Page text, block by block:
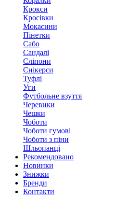
Крокси
Кросівки
Мокасини
Пінетки
Сабо
Сандалі
Сліпони
Снікерси
Туфлі
Уги
Футбольне взуття
Черевики
Чешки
Чоботи
Чоботи гумові
Чоботи з піни
Шльопанці
Рекомендовано
Новинки
Знижки
Бренди
Контакти